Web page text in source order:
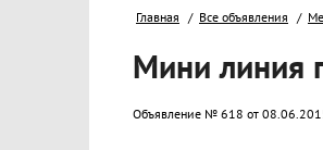
Главная Все объявления
Мини линия
Объявление № 618 от